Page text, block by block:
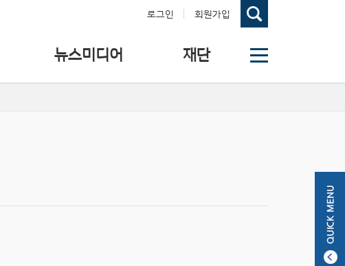
로그인 회원가입
뉴스미디어 재단